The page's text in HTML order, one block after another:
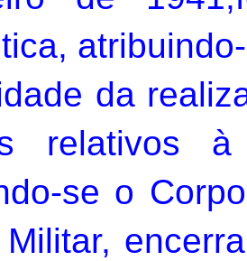
da
relativos
se o